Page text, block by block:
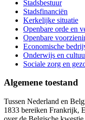
Stadsbestuur
Stadsfinanciën
Kerkelijke situatie
Openbare orde en
Openbare
Economische
Onderwijs en
Sociale zorg en
Algemene toestand
Tussen Nederland en
1833 bereiken Frankrijk,